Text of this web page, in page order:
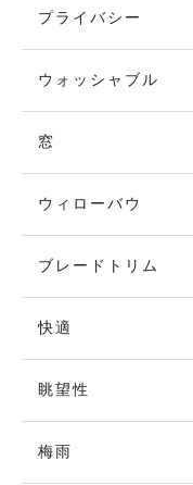
プライバシー
ウォッシャブル
窓
ウィローバウ
ブレードトリム
快適
眺望性
梅雨